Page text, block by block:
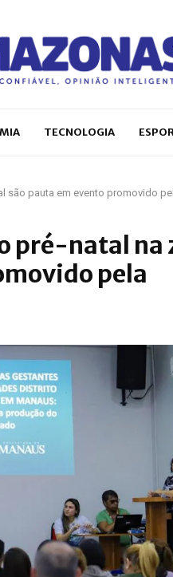
TECNOLOGIA
são pauta em evento promovido
pré-natal na
pela